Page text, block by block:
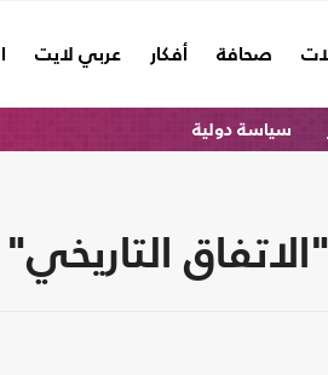
صحافة أفكار عربي لايت
سياسة دولية